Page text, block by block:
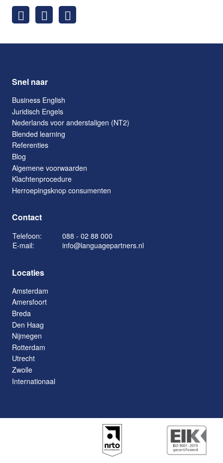
Snel naar
Business English
Juridisch Engels
Nederlands voor anderstaligen (NT2)
Blended learning
Referenties
Blog
Algemene voorwaarden
Klachtenprocedure
Herroepingsknop consumenten
Contact
Telefoon:
088 - 02 88 000
E-mail:
info@languagepartners.nl
Locaties
Amsterdam
Amersfoort
Breda
Den Haag
Nijmegen
Rotterdam
Utrecht
Zwolle
Internationaal